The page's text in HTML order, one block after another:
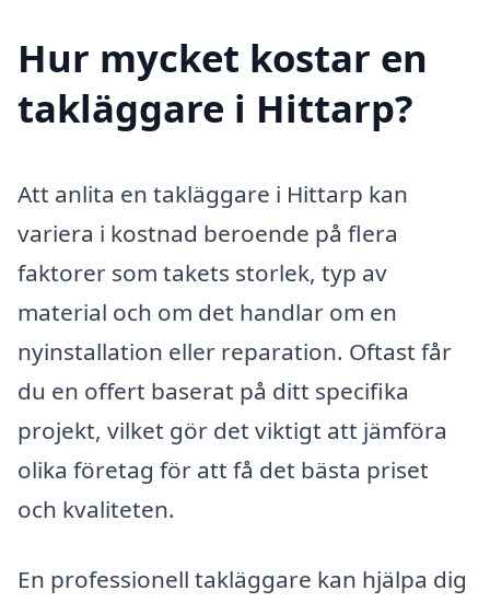
Hur mycket kostar en
takläggare i Hittarp?
Att anlita en takläggare i Hittarp kan
variera i kostnad beroende på flera
faktorer som takets storlek, typ av
material och om det handlar om en
nyinstallation eller reparation. Oftast får
du en offert baserat på ditt specifika
projekt, vilket gör det viktigt att jämföra
olika företag för att få det bästa priset
och kvaliteten.
En professionell takläggare kan hjälpa dig